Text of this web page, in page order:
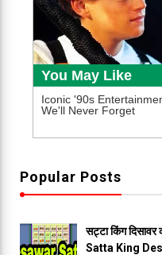
Popular Posts
सट्टा किंग
Satta King